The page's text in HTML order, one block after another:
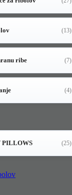
(13)
ribe (7)
(4)
PILLOWS (25)